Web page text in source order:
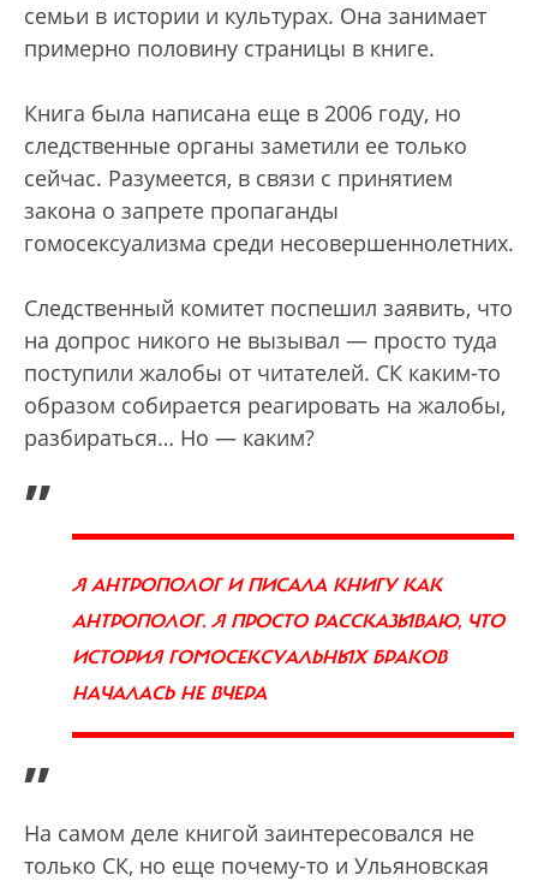
семьи в истории и культурах. Она занимает
примерно половину страницы в книге.
Книга была написана еще в 2006 году, но
следственные органы заметили ее только
сейчас. Разумеется, в связи с принятием
закона о запрете пропаганды
гомосексуализма среди несовершеннолетних.
Следственный комитет поспешил заявить, что
на допрос никого не вызывал — просто туда
поступили жалобы от читателей. СК каким-то
образом собирается реагировать на жалобы,
разбираться… Но — каким?
„
Я АНТРОПОЛОГ И ПИСАЛА КНИГУ КАК
АНТРОПОЛОГ. Я ПРОСТО РАССКАЗЫВАЮ, ЧТО
ИСТОРИЯ ГОМОСЕКСУАЛЬНЫХ БРАКОВ
НАЧАЛАСЬ НЕ ВЧЕРА
”
На самом деле книгой заинтересовался не
только СК, но еще почему-то и Ульяновская